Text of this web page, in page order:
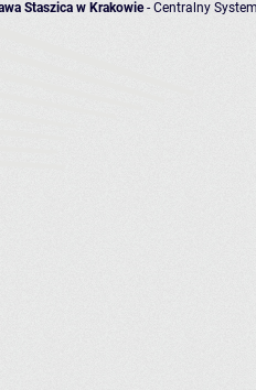
Staszica w Krakowie- Centralny